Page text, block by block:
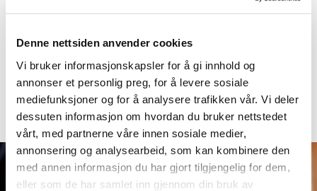
Denne nettsiden anvender cookies
Vi bruker informasjonskapsler for å gi innhold og
annonser et personlig preg, for å levere sosiale
mediefunksjoner og for å analysere trafikken vår. Vi deler
dessuten informasjon om hvordan du bruker nettstedet
vårt, med partnerne våre innen sosiale medier,
annonsering og analysearbeid, som kan kombinere den
med annen informasjon du har gjort tilgjengelig for dem,
eller som de har samlet inn gjennom din bruk av
Les relaterte artikler